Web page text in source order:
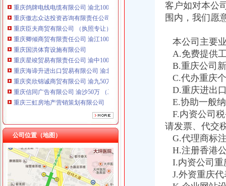
重庆傲志众达投资咨询有限责任公司 渝九1000万 （增资）
重庆臣夫商贸有限公司 （执照专让）
重庆卿倾商贸有限责任公司 渝江100万 （工商注册）
重庆国洪体育设施有限公司
重庆星竣贸易有限责任公司 渝中100万 （进出口权）
重庆海谛升进出口贸易有限公司 渝北100万 （进出口权）
重庆奕欣锦诚商贸有限公司 渝九50万 （工商注册）
重庆信同广告有限公司 渝沙50万 （工商注册）
重庆三虹房地产营销策划有限公司
重庆宝鹰汽车销售有限公司
重庆鸽牌电线电缆有限公司 渝北10010万 (进出口权)
重庆傲志众达投资咨询有限责任公司 渝九1000万 （增资）
重庆臣夫商贸有限公司 （执照专让）
重庆卿倾商贸有限责任公司 渝江100万 （工商注册）
重庆国洪体育设施有限公司
重庆星竣贸易有限责任公司 渝中100万 （进出口权）
重庆海谛升进出口贸易有限公司 渝北100万 （进出口权）
公司位置（地图）
一般纳税人注册流程
注册一般纳税人流程_百度宝宝知道
一般纳税人申请流程|郑州二七区一般纳税人认证【今日推荐网-郑州
客户如对本公
围内，我们愿
本公司主要
A.免费提供
B.重庆公司
C.代办重庆
D.重庆进出
E.协助一般
F.内资公司
请发票、代交
G.代理商标
H.注册香港
I.内资公司重
J.外资重庆代